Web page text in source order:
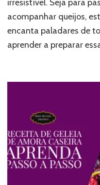
irresistível. Seja para
acompanhar queijos,
encanta paladares de
aprender a preparar